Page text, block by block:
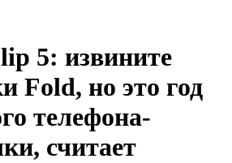
5: извините
Fold, но это год
телефона-
считает